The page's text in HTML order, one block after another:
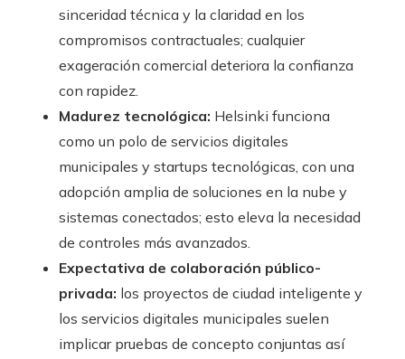
sinceridad técnica y la claridad en los
compromisos contractuales; cualquier
exageración comercial deteriora la confianza
con rapidez.
Madurez tecnológica: Helsinki funciona
como un polo de servicios digitales
municipales y startups tecnológicas, con una
adopción amplia de soluciones en la nube y
sistemas conectados; esto eleva la necesidad
de controles más avanzados.
Expectativa de colaboración público-
privada: los proyectos de ciudad inteligente y
los servicios digitales municipales suelen
implicar pruebas de concepto conjuntas así